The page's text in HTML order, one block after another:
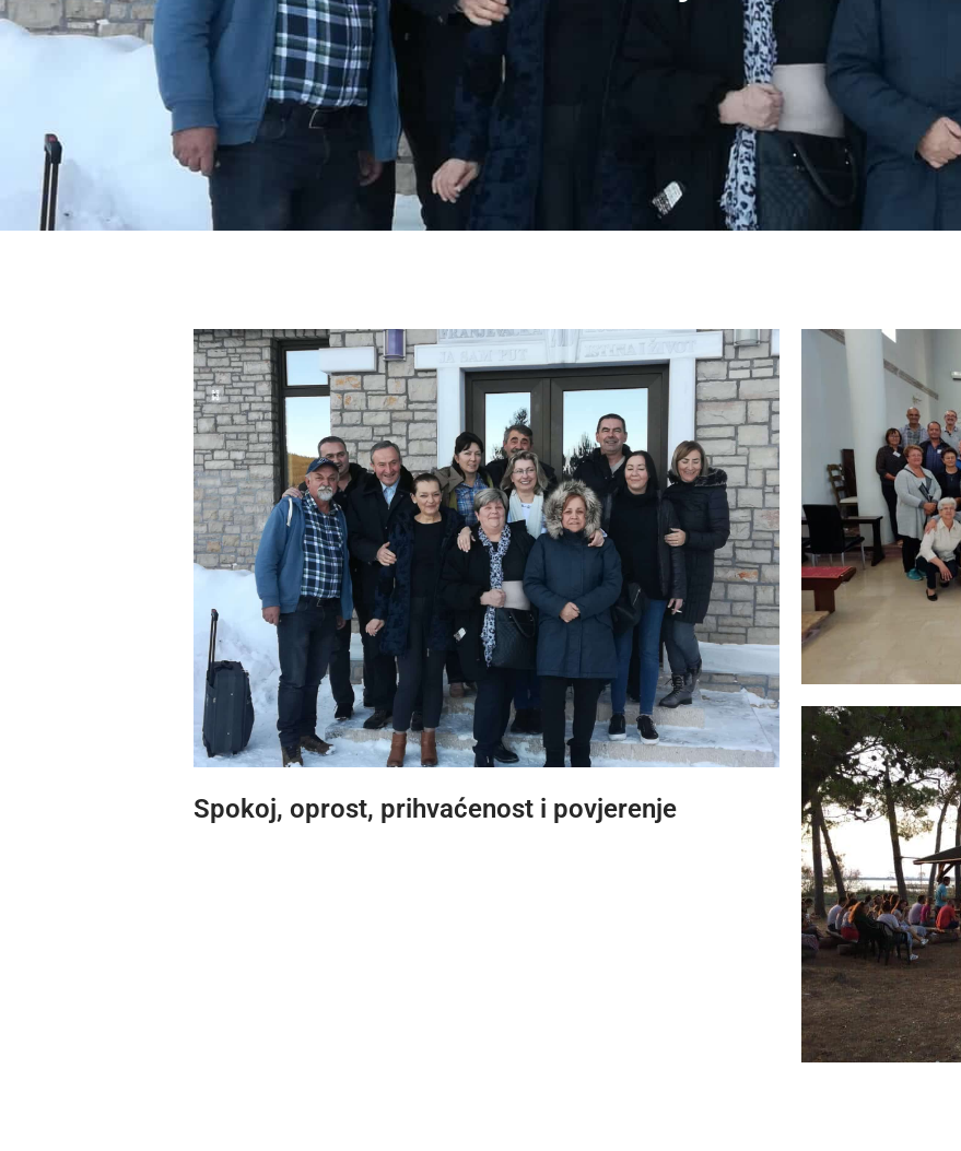
Spokoj, oprost, prihvaćenost i povjerenje